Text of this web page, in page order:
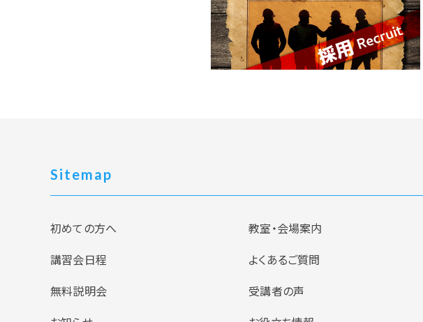
Sitemap
初めての方へ
教室・会場案内
講習会日程
よくあるご質問
無料説明会
受講者の声